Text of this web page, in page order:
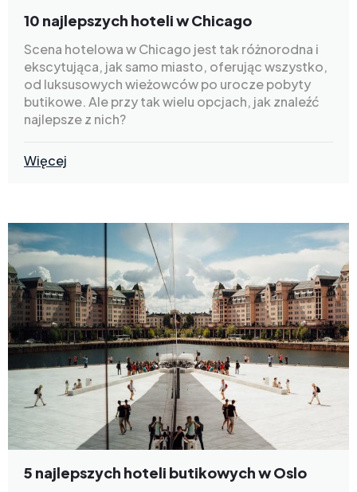
10 najlepszych hoteli w Chicago
Scena hotelowa w Chicago jest tak różnorodna i
ekscytująca, jak samo miasto, oferując wszystko,
od luksusowych wieżowców po urocze pobyty
butikowe. Ale przy tak wielu opcjach, jak znaleźć
najlepsze z nich?
Więcej
5 najlepszych hoteli butikowych w Oslo